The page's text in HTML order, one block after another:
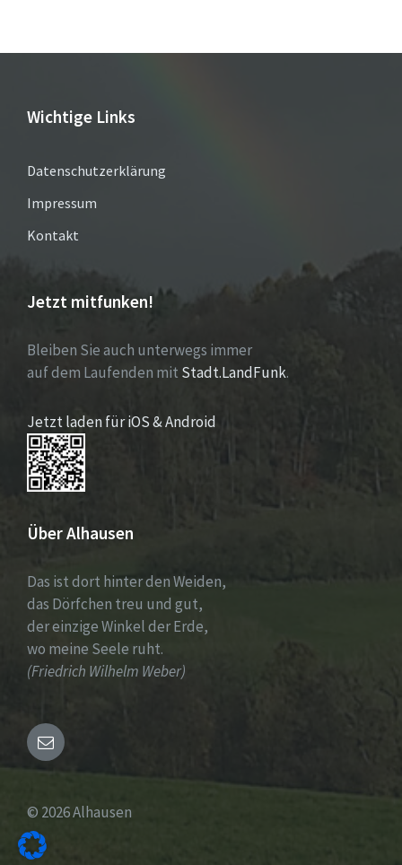
Wichtige Links
Datenschutzerklärung
Impressum
Kontakt
Jetzt mitfunken!
Bleiben Sie auch unterwegs immer
auf dem Laufenden mit Stadt.LandFunk.
Jetzt laden für iOS & Android
Über Alhausen
Das ist dort hinter den Weiden,
das Dörfchen treu und gut,
der einzige Winkel der Erde,
wo meine Seele ruht.
(Friedrich Wilhelm Weber)
Email
© 2026 Alhausen